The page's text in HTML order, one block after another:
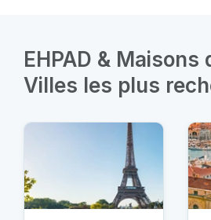
EHPAD & Maisons
Villes les plus